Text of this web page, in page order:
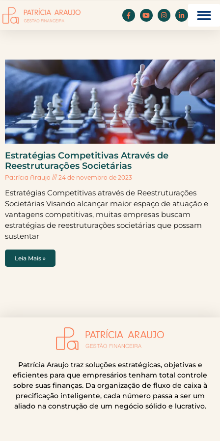
Estratégias Competitivas Através de
Reestruturações Societárias
Patrícia Araujo 24 de novembro de 2023
Estratégias Competitivas através de Reestruturações
Societárias Visando alcançar maior espaço de atuação e
vantagens competitivas, muitas empresas buscam
estratégias de reestruturações societárias que possam
sustentar
Leia Mais »
Patrícia Araujo traz soluções estratégicas, objetivas e
eficientes para que empresários tenham total controle
sobre suas finanças. Da organização de fluxo de caixa à
precificação inteligente, cada número passa a ser um
aliado na construção de um negócio sólido e lucrativo.